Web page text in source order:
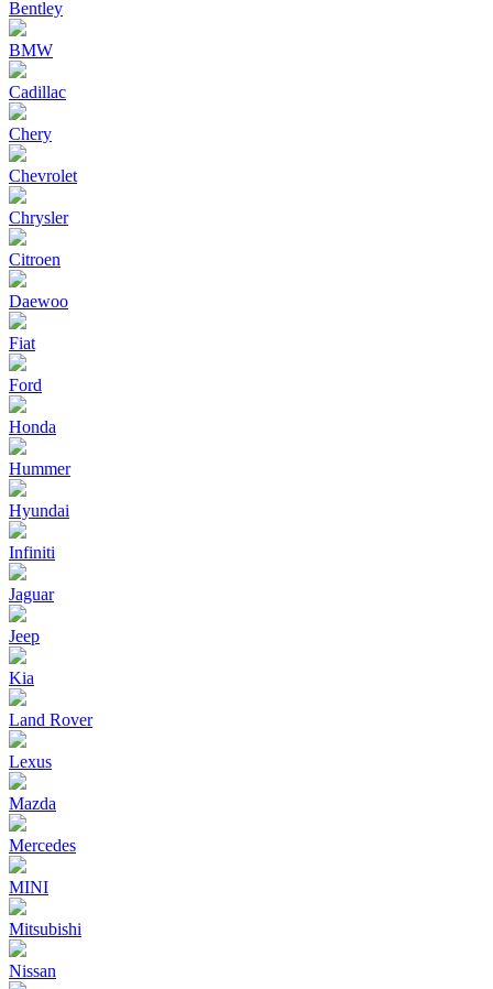
Bentley
BMW
Cadillac
Chery
Chevrolet
Chrysler
Citroen
Daewoo
Fiat
Ford
Honda
Hummer
Hyundai
Infiniti
Jaguar
Jeep
Kia
Land Rover
Lexus
Mazda
Mercedes
MINI
Mitsubishi
Nissan